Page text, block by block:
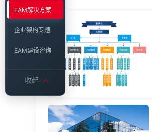
EAM解决方案
企业架构专题
EAM建设咨询
收起